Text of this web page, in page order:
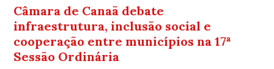
Câmara de Canaã debate
infraestrutura, inclusão social e
cooperação entre municípios na 17ª
Sessão Ordinária